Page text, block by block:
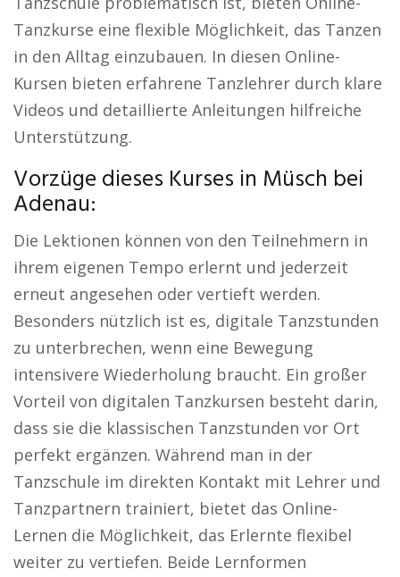
Tanzkurse eine flexible Möglichkeit, das Tanzen
in den Alltag einzubauen. In diesen Online-
Kursen bieten erfahrene Tanzlehrer durch klare
Videos und detaillierte Anleitungen hilfreiche
Unterstützung.
Vorzüge dieses Kurses in Müsch bei
Adenau:
Die Lektionen können von den Teilnehmern in
ihrem eigenen Tempo erlernt und jederzeit
erneut angesehen oder vertieft werden.
Besonders nützlich ist es, digitale Tanzstunden
zu unterbrechen, wenn eine Bewegung
intensivere Wiederholung braucht. Ein großer
Vorteil von digitalen Tanzkursen besteht darin,
dass sie die klassischen Tanzstunden vor Ort
perfekt ergänzen. Während man in der
Tanzschule im direkten Kontakt mit Lehrer und
Tanzpartnern trainiert, bietet das Online-
Lernen die Möglichkeit, das Erlernte flexibel
weiter zu vertiefen. Beide Lernformen